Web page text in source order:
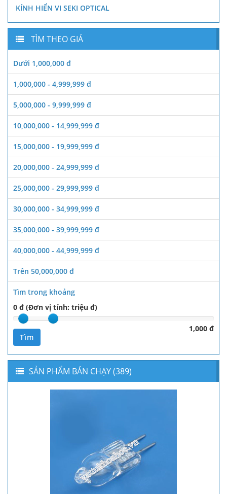
KÍNH HIỂN VI SEKI OPTICAL
TÌM THEO GIÁ
Dưới 1,000,000 đ
1,000,000 - 4,999,999 đ
5,000,000 - 9,999,999 đ
10,000,000 - 14,999,999 đ
15,000,000 - 19,999,999 đ
20,000,000 - 24,999,999 đ
25,000,000 - 29,999,999 đ
30,000,000 - 34,999,999 đ
35,000,000 - 39,999,999 đ
40,000,000 - 44,999,999 đ
Trên 50,000,000 đ
Tìm trong khoảng
0 đ (Đơn vị tính: triệu đ)
1,000 đ
Tìm
SẢN PHẨM BÁN CHẠY (389)